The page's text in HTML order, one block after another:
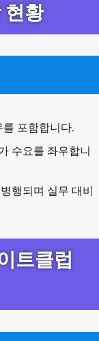
현황
를 포함합니다.
수요를 좌우합니
행되며 실무 대비
트클럽